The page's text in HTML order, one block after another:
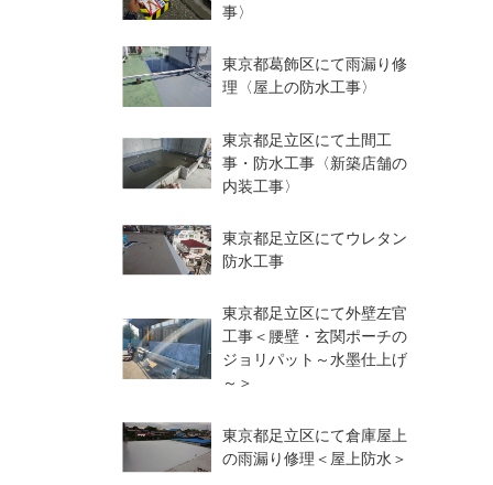
事〉
東京都葛飾区にて雨漏り修
理〈屋上の防水工事〉
東京都足立区にて土間工
事・防水工事〈新築店舗の
内装工事〉
東京都足立区にてウレタン
防水工事
東京都足立区にて外壁左官
工事＜腰壁・玄関ポーチの
ジョリパット～水墨仕上げ
～＞
東京都足立区にて倉庫屋上
の雨漏り修理＜屋上防水＞